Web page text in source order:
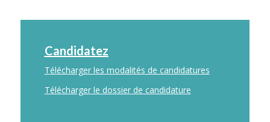
Candidatez
Télécharger les modalités de candidatures
Télécharger le dossier de candidature